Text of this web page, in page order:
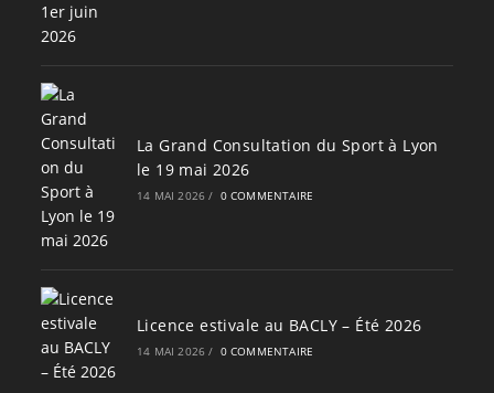
La Grand Consultation du Sport à Lyon
le 19 mai 2026
14 MAI 2026 / 0 COMMENTAIRE
Licence estivale au BACLY – Été 2026
14 MAI 2026 / 0 COMMENTAIRE